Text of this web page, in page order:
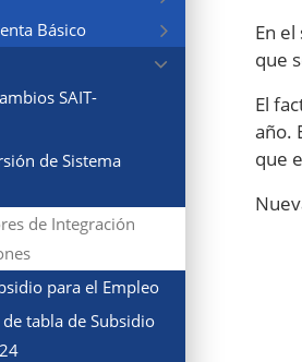
Básico
SAIT-
de Sistema
de Integración
para el Empleo
tabla de Subsidio
En
que
El
año.
que